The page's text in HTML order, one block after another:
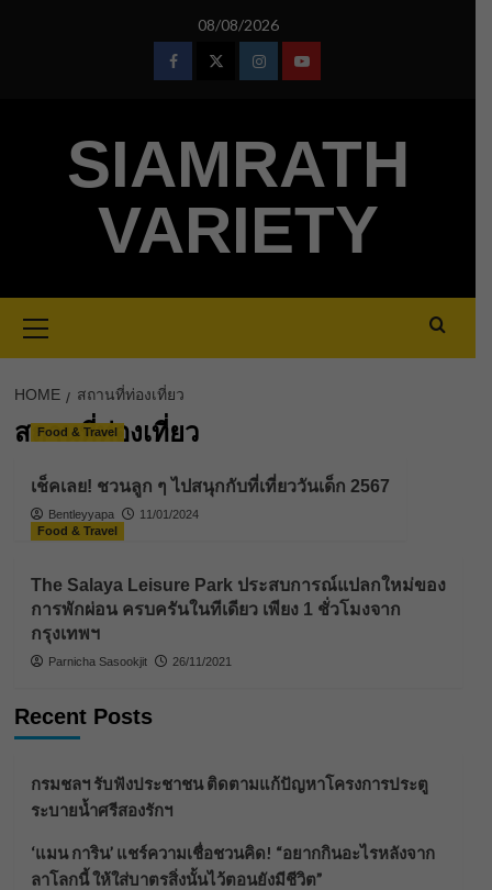
08/08/2026
FacebookTwitterInstagramYoutube
SIAMRATH
VARIETY
Menu
HOME สถานที่ท่องเที่ยว
สถานที่ท่องเที่ยว
Food & Travel
เช็คเลย! ชวนลูก ๆ ไปสนุกกับที่เที่ยววันเด็ก 2567
Bentleyyapa
11/01/2024
Food & Travel
The Salaya Leisure Park ประสบการณ์แปลกใหม่ของ
การพักผ่อน ครบครันในทีเดียว เพียง 1 ชั่วโมงจาก
กรุงเทพฯ
Parnicha Sasookjit 26/11/2021
Recent Posts
กรมชลฯ รับฟังประชาชน ติดตามแก้ปัญหาโครงการประตู
ระบายน้ำศรีสองรักฯ
‘แมน การิน’ แชร์ความเชื่อชวนคิด! “อยากกินอะไรหลังจาก
ลาโลกนี้ ให้ใส่บาตรสิ่งนั้นไว้ตอนยังมีชีวิต”